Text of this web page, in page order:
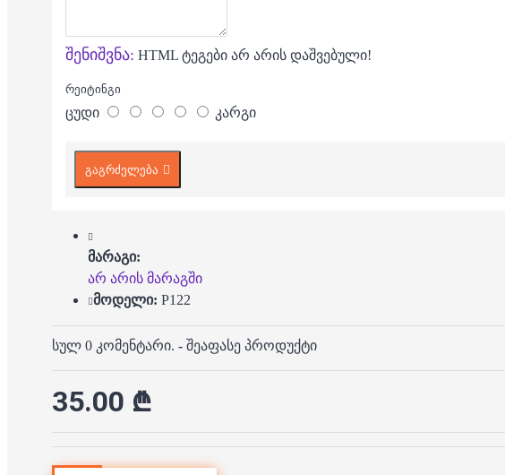
შენიშვნა: HTML ტეგები არ არის დაშვებული!
რეიტინგი
ცუდი კარგი
გაგრძელება
მარაგი:
არ არის მარაგში
მოდელი: P122
სულ 0 კომენტარი. - შეაფასე პროდუქტი
35.00 ₾